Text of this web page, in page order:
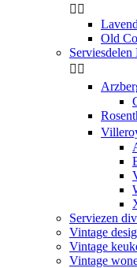
 
Old
Serviesdelen
 
Serviezen
Vintage
Vintage
Vintage